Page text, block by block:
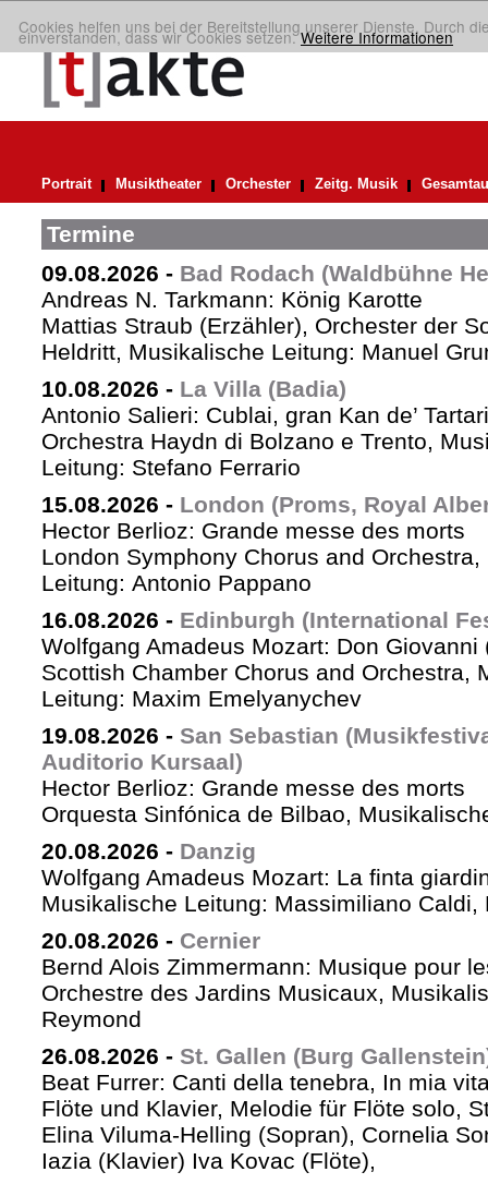
Cookies helfen uns bei der Bereitstellung unserer Dienste. Durch
einverstanden, dass wir Cookies setzen.Weitere Informationen
Portrait Musiktheater Orchester Zeitg. Musik
Termine
09.08.2026 - Bad Rodach (Waldbühne
Andreas N. Tarkmann: König Karotte
Mattias Straub (Erzähler), Orchester der
Heldritt, Musikalische Leitung: Manuel
10.08.2026 - La Villa (Badia)
Antonio Salieri: Cublai, gran Kan de’
Orchestra Haydn di Bolzano e Trento,
Leitung: Stefano Ferrario
15.08.2026 - London (Proms, Royal
Hector Berlioz: Grande messe des morts
London Symphony Chorus and
Leitung: Antonio Pappano
16.08.2026 - Edinburgh (International
Wolfgang Amadeus Mozart: Don Giovanni
Scottish Chamber Chorus and Orchestra,
Leitung: Maxim Emelyanychev
19.08.2026 - San Sebastian
Auditorio Kursaal)
Hector Berlioz: Grande messe des morts
Orquesta Sinfónica de Bilbao,
20.08.2026 - Danzig
Wolfgang Amadeus Mozart: La finta
Musikalische Leitung: Massimiliano Caldi,
20.08.2026 - Cernier
Bernd Alois Zimmermann: Musique pour
Orchestre des Jardins Musicaux,
Reymond
26.08.2026 - St. Gallen (Burg
Beat Furrer: Canti della tenebra, In mia
Flöte und Klavier, Melodie für Flöte solo,
Elina Viluma-Helling (Sopran), Cornelia
Iazia (Klavier) Iva Kovac (Flöte),